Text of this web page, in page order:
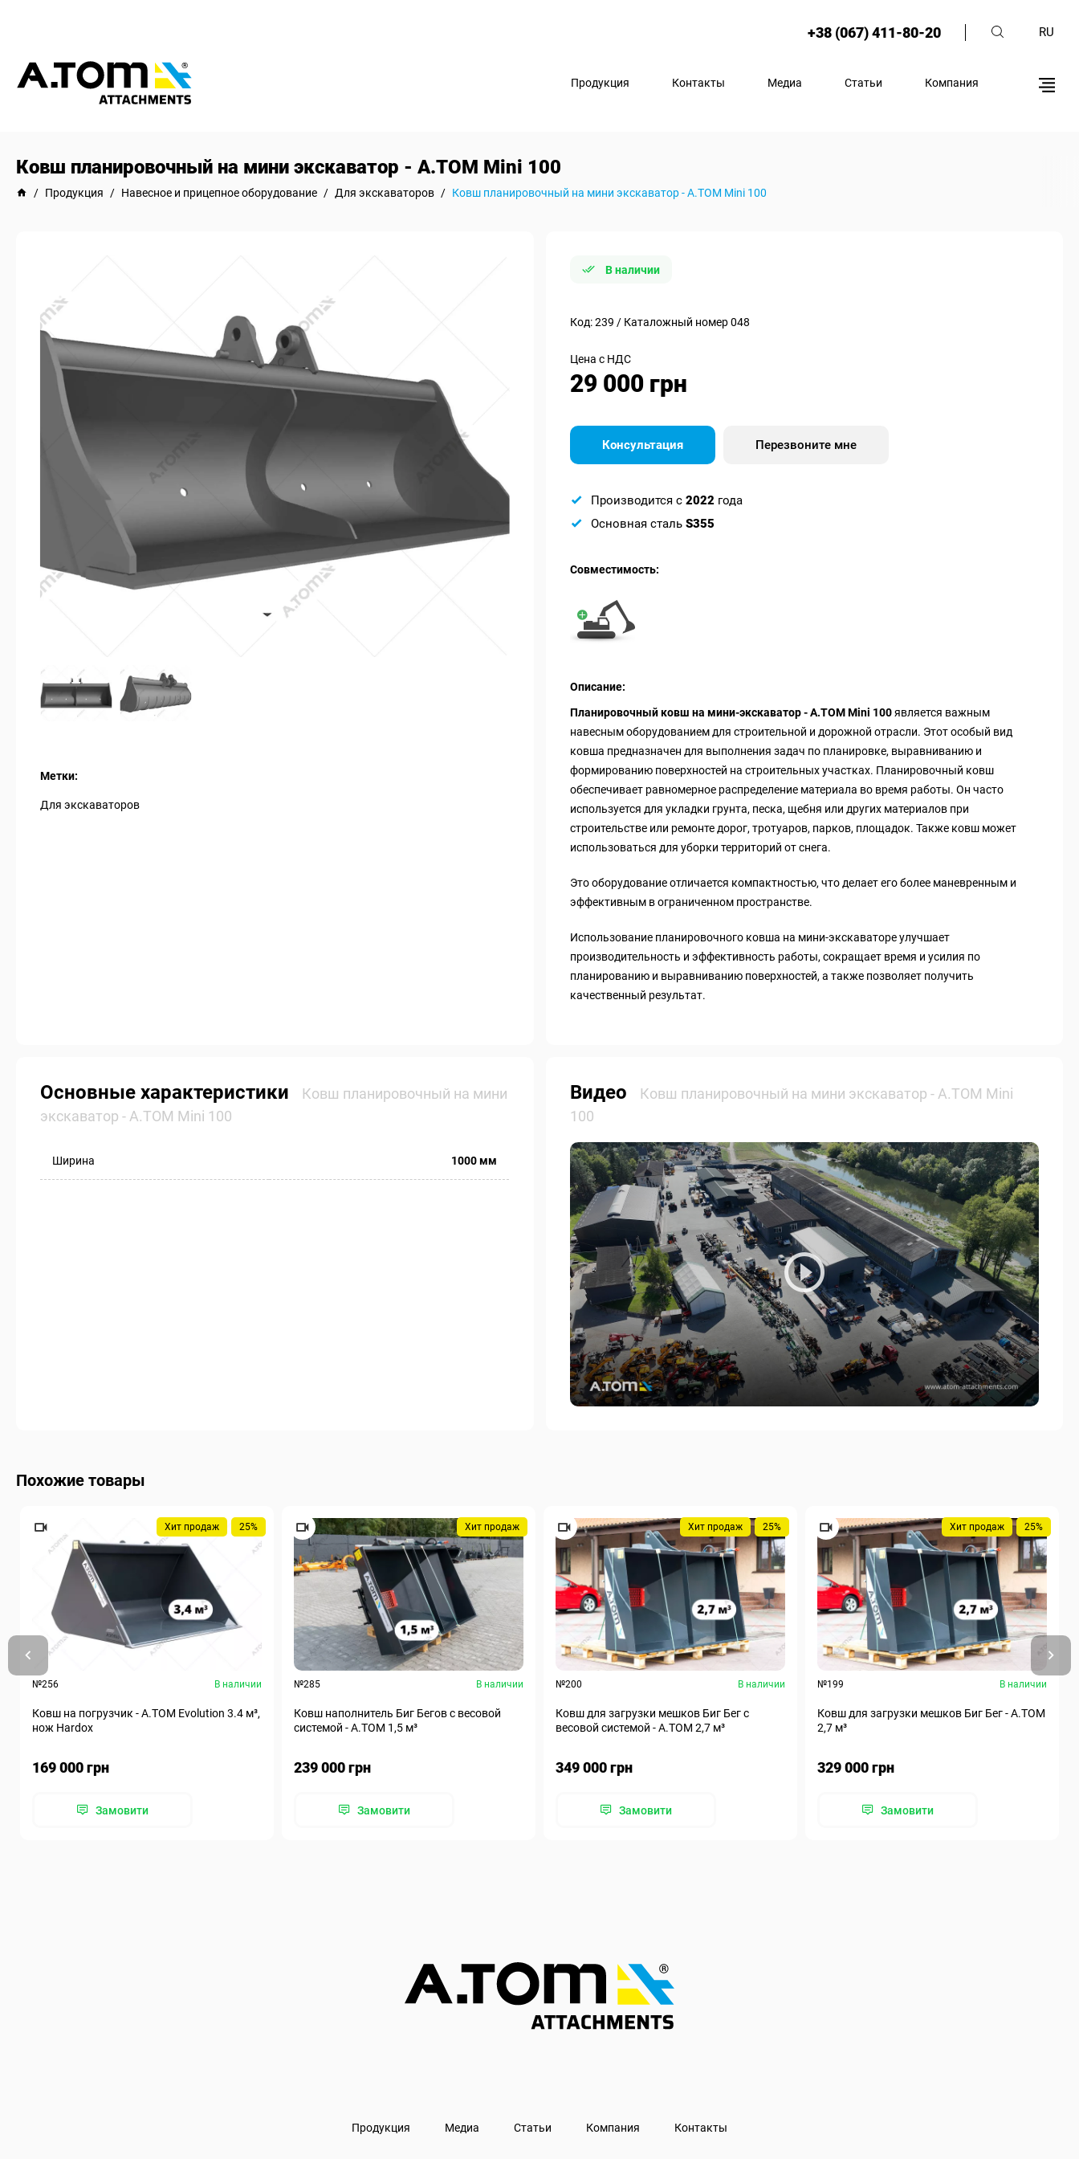
+38 (067) 411-80-20 RU
Продукция Контакты Медиа Статьи Компания
Ковш планировочный на мини экскаватор - А.ТОМ Mini 100
/ Продукция / Навесное и прицепное оборудование / Для экскаваторов / Ковш планировочный на мини экскаватор - А.ТОМ Mini 100
Метки:
Для экскаваторов
В наличии
Код: 239 / Каталожный номер 048
Цена с НДС
29 000 грн
Консультация Перезвоните мне
Производится с 2022 года
Основная сталь S355
Совместимость:
Описание:
Планировочный ковш на мини-экскаватор - А.ТОМ Mini 100является важным
навесным оборудованием для строительной и дорожной отрасли. Этот особый вид
ковша предназначен для выполнения задач по планировке, выравниванию и
формированию поверхностей на строительных участках. Планировочный ковш
обеспечивает равномерное распределение материала во время работы. Он часто
используется для укладки грунта, песка, щебня или других материалов при
строительстве или ремонте дорог, тротуаров, парков, площадок. Также ковш может
использоваться для уборки территорий от снега.
Это оборудование отличается компактностью, что делает его более маневренным и
эффективным в ограниченном пространстве.
Использование планировочного ковша на мини-экскаваторе улучшает
производительность и эффективность работы, сокращает время и усилия по
планированию и выравниванию поверхностей, а также позволяет получить
качественный результат.
Основные характеристики
Ковш планировочный на мини
экскаватор - А.ТОМ Mini 100
Ширина 1000 мм
Видео
Ковш планировочный на мини экскаватор - А.ТОМ Mini
100
Похожие товары
Хит продаж 25%
№256 В наличии
Ковш на погрузчик - A.TOM Evolution 3.4 м³,
нож Hardox
169 000 грн
Замовити
Хит продаж
№285 В наличии
Ковш наполнитель Биг Бегов с весовой
системой - А.ТОМ 1,5 м³
239 000 грн
Замовити
Хит продаж 25%
№200 В наличии
Ковш для загрузки мешков Биг Бег с
весовой системой - А.ТОМ 2,7 м³
349 000 грн
Замовити
Хит продаж 25%
№199 В наличии
Ковш для загрузки мешков Биг Бег - А.ТОМ
2,7 м³
329 000 грн
Замовити
Продукция Медиа Статьи Компания Контакты